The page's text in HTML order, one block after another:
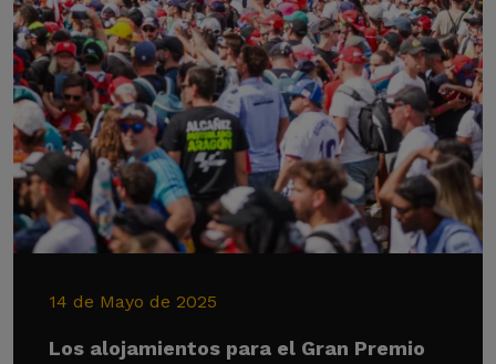
14 de Mayo de 2025
Los alojamientos para el Gran Premio